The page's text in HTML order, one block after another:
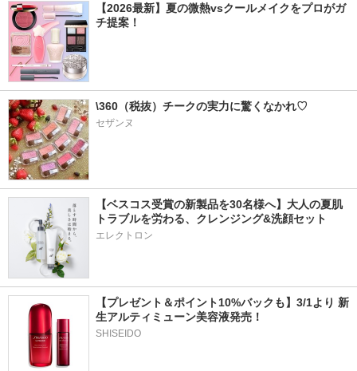
【2026最新】夏の微熱vsクールメイクをプロがガ
チ提案！
\360（税抜）チークの実力に驚くなかれ♡
セザンヌ
【ベスコス受賞の新製品を30名様へ】大人の夏肌
トラブルを労わる、クレンジング&洗顔セット
エレクトロン
【プレゼント＆ポイント10%バックも】3/1より 新
生アルティミューン美容液発売！
SHISEIDO